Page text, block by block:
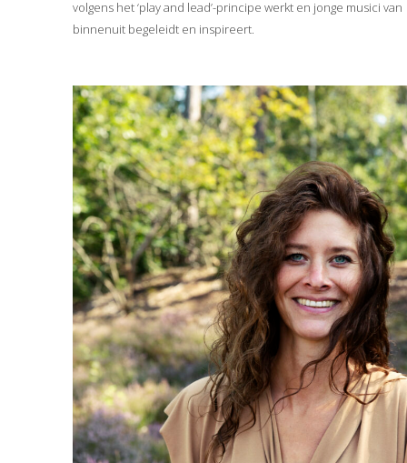
volgens het ‘play and lead’-principe werkt en jonge musici van
binnenuit begeleidt en inspireert.